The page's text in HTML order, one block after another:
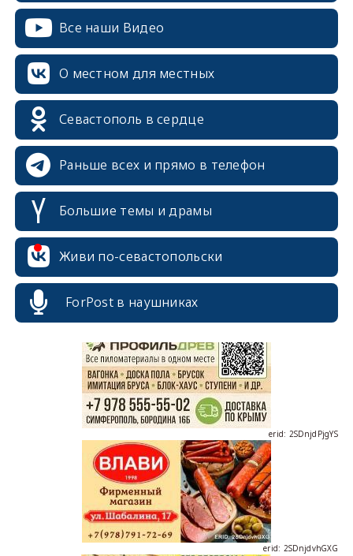
Все наши Видео
О местном для местных
Севастополь в сердце
Раньше всех и прямо в телефон
Большие темы и драмы
Живи по-севастопольски
ForPost в наушниках
erid: 2SDnjdPjgYS
erid: 2SDnjdvhGXG